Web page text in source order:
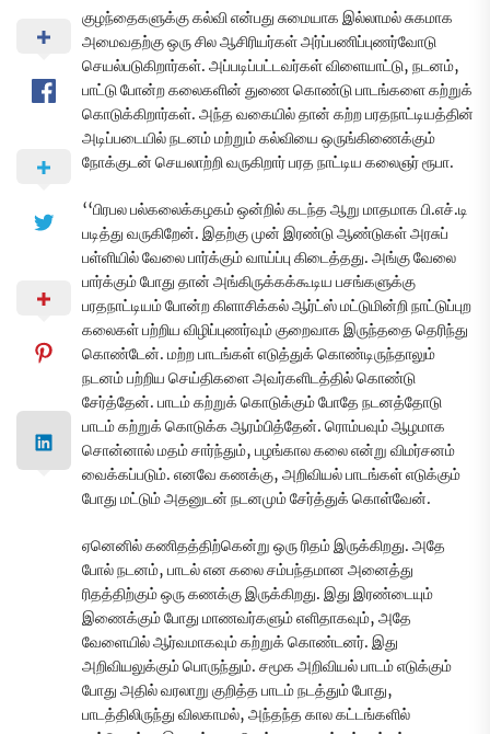
குழந்தைகளுக்கு கல்வி என்பது சுமையாக இல்லாமல் சுகமாக
அமைவதற்கு ஒரு சில ஆசிரியர்கள் அர்ப்பணிப்புணர்வோடு
செயல்படுகிறார்கள். அப்படிப்பட்டவர்கள் விளையாட்டு, நடனம்,
பாட்டு போன்ற கலைகளின் துணை கொண்டு பாடங்களை கற்றுக்
கொடுக்கிறார்கள். அந்த வகையில் தான் கற்ற பரதநாட்டியத்தின்
அடிப்படையில் நடனம் மற்றும் கல்வியை ஒருங்கிணைக்கும்
நோக்குடன் செயலாற்றி வருகிறார் பரத நாட்டிய கலைஞர் ரூபா.
‘‘பிரபல பல்கலைக்கழகம் ஒன்றில் கடந்த ஆறு மாதமாக பி.எச்.டி
படித்து வருகிறேன். இதற்கு முன் இரண்டு ஆண்டுகள் அரசுப்
பள்ளியில் வேலை பார்க்கும் வாய்ப்பு கிடைத்தது. அங்கு வேலை
பார்க்கும் போது தான் அங்கிருக்கக்கூடிய பசங்களுக்கு
பரதநாட்டியம் போன்ற கிளாசிக்கல் ஆர்ட்ஸ் மட்டுமின்றி நாட்டுப்புற
கலைகள் பற்றிய விழிப்புணர்வும் குறைவாக இருந்ததை தெரிந்து
கொண்டேன். மற்ற பாடங்கள் எடுத்துக் கொண்டிருந்தாலும்
நடனம் பற்றிய செய்திகளை அவர்களிடத்தில் கொண்டு
சேர்த்தேன். பாடம் கற்றுக் கொடுக்கும் போதே நடனத்தோடு
பாடம் கற்றுக் கொடுக்க ஆரம்பித்தேன். ரொம்பவும் ஆழமாக
சொன்னால் மதம் சார்ந்தும், பழங்கால கலை என்று விமர்சனம்
வைக்கப்படும். எனவே கணக்கு, அறிவியல் பாடங்கள் எடுக்கும்
போது மட்டும் அதனுடன் நடனமும் சேர்த்துக் கொள்வேன்.
ஏனெனில் கணிதத்திற்கென்று ஒரு ரிதம் இருக்கிறது. அதே
போல் நடனம், பாடல் என கலை சம்பந்தமான அனைத்து
ரிதத்திற்கும் ஒரு கணக்கு இருக்கிறது. இது இரண்டையும்
இணைக்கும் போது மாணவர்களும் எளிதாகவும், அதே
வேளையில் ஆர்வமாகவும் கற்றுக் கொண்டனர். இது
அறிவியலுக்கும் பொருந்தும். சமூக அறிவியல் பாடம் எடுக்கும்
போது அதில் வரலாறு குறித்த பாடம் நடத்தும் போது,
பாடத்திலிருந்து விலகாமல், அந்தந்த கால கட்டங்களில்